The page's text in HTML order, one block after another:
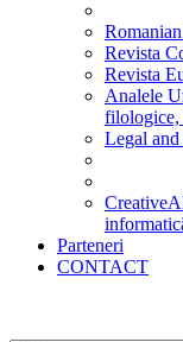
Revista
Revista
Analele
filologice,
Legal
Parteneri
CONTACT